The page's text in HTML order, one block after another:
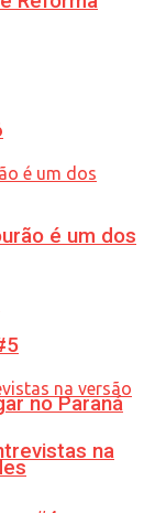
no Paraná
é um dos
na